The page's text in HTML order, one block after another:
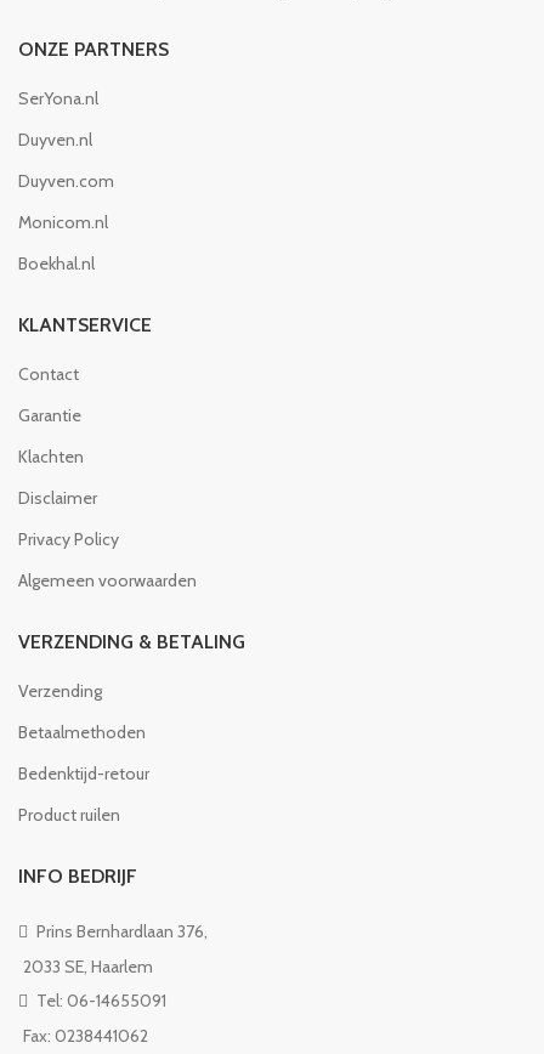
ONZE PARTNERS
SerYona.nl
Duyven.nl
Duyven.com
Monicom.nl
Boekhal.nl
KLANTSERVICE
Contact
Garantie
Klachten
Disclaimer
Privacy Policy
Algemeen voorwaarden
VERZENDING & BETALING
Verzending
Betaalmethoden
Bedenktijd-retour
Product ruilen
INFO BEDRIJF
Prins Bernhardlaan 376,
2033 SE, Haarlem
Tel: 06-14655091
Fax: 0238441062